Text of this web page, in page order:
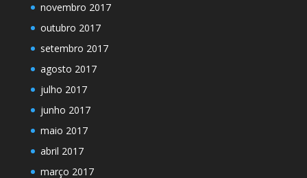
novembro 2017
outubro 2017
setembro 2017
agosto 2017
julho 2017
junho 2017
maio 2017
abril 2017
março 2017